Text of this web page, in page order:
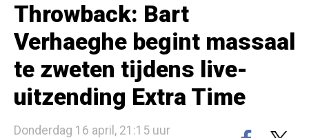
Throwback: Bart
Verhaeghe begint massaal
te zweten tijdens live-
uitzending Extra Time
Donderdag 16 april, 21:15 uur